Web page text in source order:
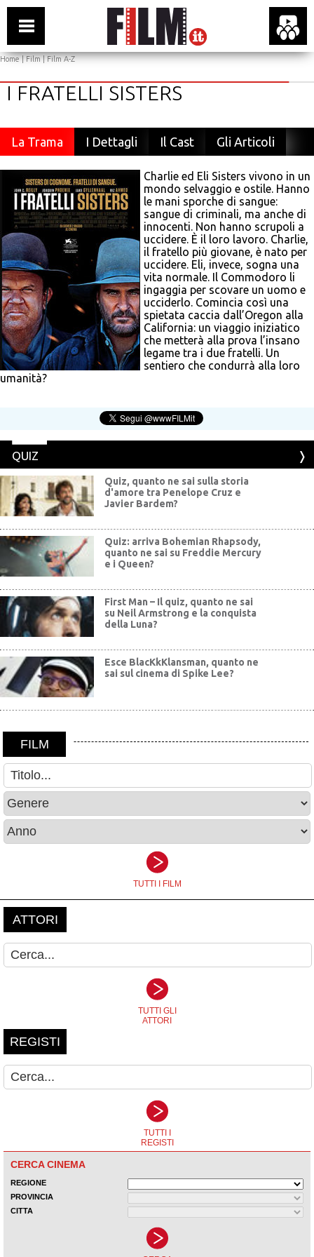
Home|Film|Film A-Z
I FRATELLI SISTERS
La Trama I Dettagli Il Cast Gli Articoli
Charlie ed Eli Sisters vivono in un
mondo selvaggio e ostile. Hanno
le mani sporche di sangue:
sangue di criminali, ma anche di
innocenti. Non hanno scrupoli a
uccidere. È il loro lavoro. Charlie,
il fratello più giovane, è nato per
uccidere. Eli, invece, sogna una
vita normale. Il Commodoro li
ingaggia per scovare un uomo e
ucciderlo. Comincia così una
spietata caccia dall’Oregon alla
California: un viaggio iniziatico
che metterà alla prova l’insano
legame tra i due fratelli. Un
sentiero che condurrà alla loro
umanità?
QUIZ
Quiz, quanto ne sai sulla storia
d'amore tra Penelope Cruz e
Javier Bardem?
Quiz: arriva Bohemian Rhapsody,
quanto ne sai su Freddie Mercury
e i Queen?
First Man – Il quiz, quanto ne sai
su Neil Armstrong e la conquista
della Luna?
Esce BlacKkKlansman, quanto ne
sai sul cinema di Spike Lee?